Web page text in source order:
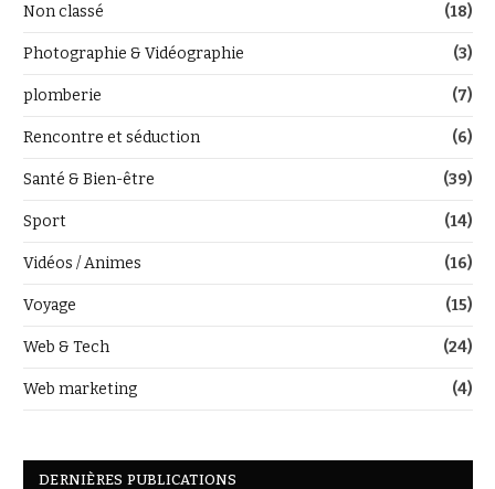
Non classé (18)
Photographie & Vidéographie (3)
plomberie (7)
Rencontre et séduction (6)
Santé & Bien-être (39)
Sport (14)
Vidéos / Animes (16)
Voyage (15)
Web & Tech (24)
Web marketing (4)
DERNIÈRES PUBLICATIONS